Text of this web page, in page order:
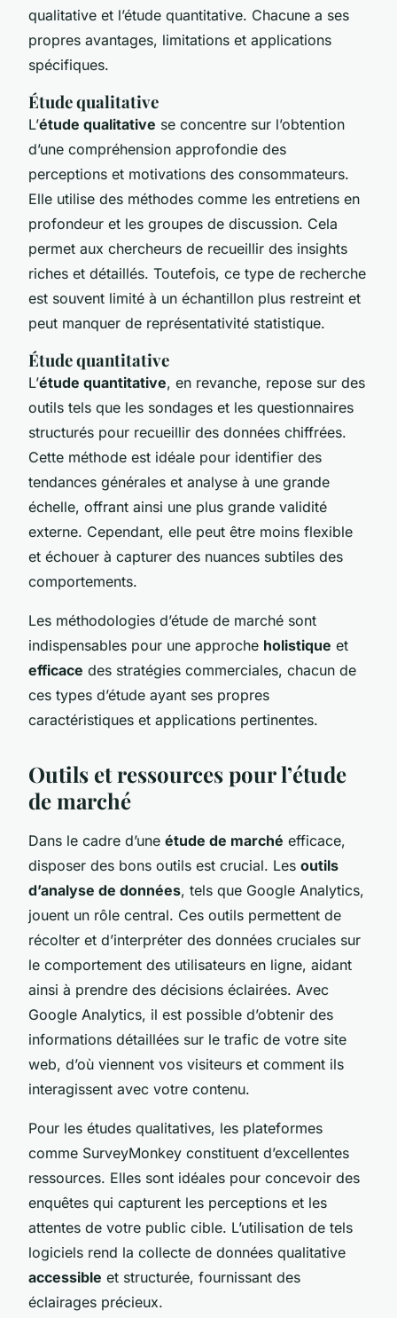
qualitative et l’étude quantitative. Chacune a ses
propres avantages, limitations et applications
spécifiques.
Étude qualitative
L’étude qualitative se concentre sur l’obtention
d’une compréhension approfondie des
perceptions et motivations des consommateurs.
Elle utilise des méthodes comme les entretiens en
profondeur et les groupes de discussion. Cela
permet aux chercheurs de recueillir des insights
riches et détaillés. Toutefois, ce type de recherche
est souvent limité à un échantillon plus restreint et
peut manquer de représentativité statistique.
Étude quantitative
L’étude quantitative, en revanche, repose sur des
outils tels que les sondages et les questionnaires
structurés pour recueillir des données chiffrées.
Cette méthode est idéale pour identifier des
tendances générales et analyse à une grande
échelle, offrant ainsi une plus grande validité
externe. Cependant, elle peut être moins flexible
et échouer à capturer des nuances subtiles des
comportements.
Les méthodologies d’étude de marché sont
indispensables pour une approche holistique et
efficace des stratégies commerciales, chacun de
ces types d’étude ayant ses propres
caractéristiques et applications pertinentes.
Outils et ressources pour l’étude
de marché
Dans le cadre d’une étude de marché efficace,
disposer des bons outils est crucial. Les outils
d’analyse de données, tels que Google Analytics,
jouent un rôle central. Ces outils permettent de
récolter et d’interpréter des données cruciales sur
le comportement des utilisateurs en ligne, aidant
ainsi à prendre des décisions éclairées. Avec
Google Analytics, il est possible d’obtenir des
informations détaillées sur le trafic de votre site
web, d’où viennent vos visiteurs et comment ils
interagissent avec votre contenu.
Pour les études qualitatives, les plateformes
comme SurveyMonkey constituent d’excellentes
ressources. Elles sont idéales pour concevoir des
enquêtes qui capturent les perceptions et les
attentes de votre public cible. L’utilisation de tels
logiciels rend la collecte de données qualitative
accessible et structurée, fournissant des
éclairages précieux.